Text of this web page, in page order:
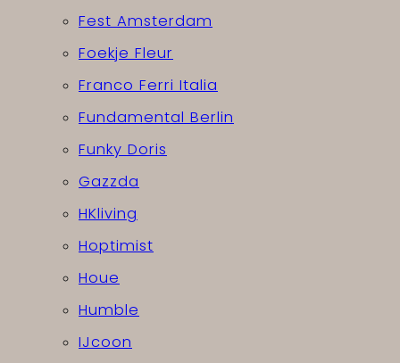
Fest Amsterdam
Foekje Fleur
Franco Ferri Italia
Fundamental Berlin
Funky Doris
Gazzda
HKliving
Hoptimist
Houe
Humble
IJcoon